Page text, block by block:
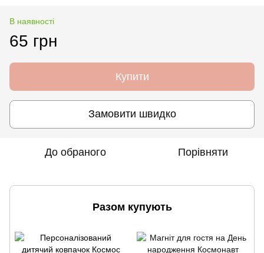
В наявності
65 грн
Купити
Замовити швидко
До обраного Порівняти
Разом купують